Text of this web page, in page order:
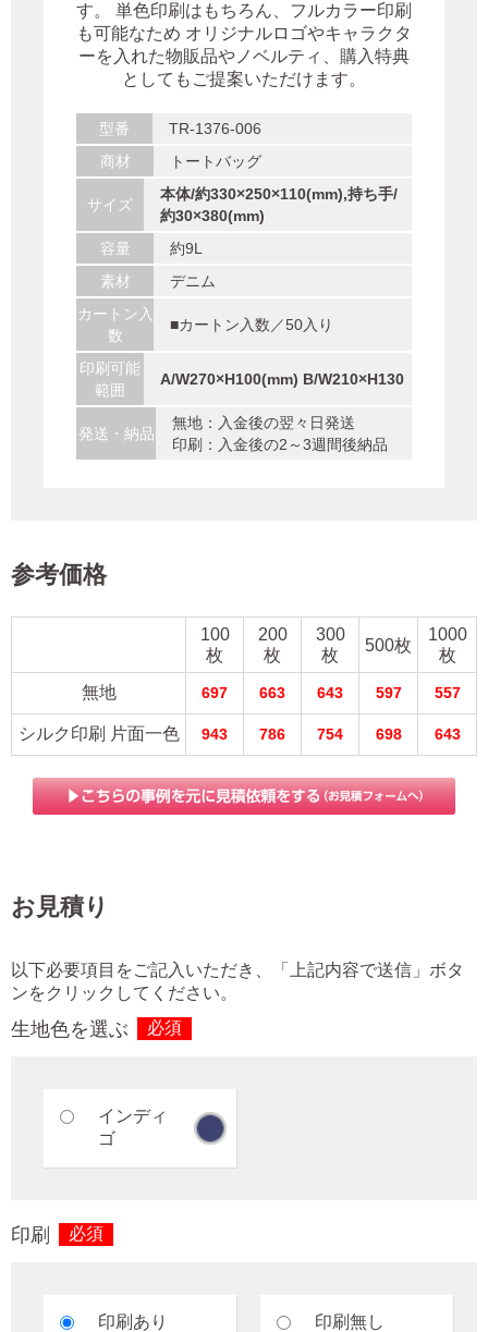
す。 単色印刷はもちろん、フルカラー印刷
も可能なため オリジナルロゴやキャラクタ
ーを入れた物販品やノベルティ、購入特典
としてもご提案いただけます。
型番
TR-1376-006
商材
トートバッグ
サイズ
本体/約330×250×110(mm),持ち手/
約30×380(mm)
容量
約9L
素材
デニム
カートン入
数
■カートン入数／50入り
印刷可能
範囲
A/W270×H100(mm) B/W210×H130
発送・納品
無地：入金後の翌々日発送
印刷：入金後の2～3週間後納品
参考価格
100
枚
200
枚
300
枚
500枚
1000
枚
無地
697 663 643 597 557
シルク印刷 片面一色 943 786 754 698 643
お見積り
以下必要項目をご記入いただき、「上記内容で送信」ボタ
ンをクリックしてください。
生地色を選ぶ 必須
インディ
ゴ
印刷 必須
印刷あり
印刷無し